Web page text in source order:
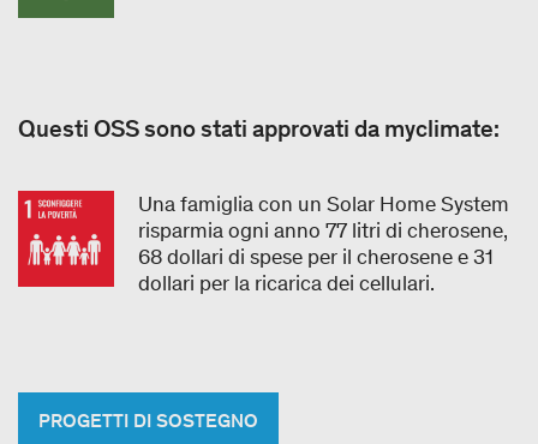
Questi OSS sono stati approvati da myclimate:
Una famiglia con un Solar Home System
risparmia ogni anno 77 litri di cherosene,
68 dollari di spese per il cherosene e 31
dollari per la ricarica dei cellulari.
PROGETTI DI SOSTEGNO